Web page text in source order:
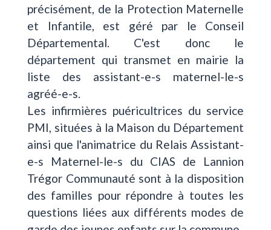
précisément, de la Protection Maternelle
et Infantile, est géré par le Conseil
Départemental. C'est donc le
département qui transmet en mairie la
liste des assistant-e-s maternel-le-s
agréé-e-s.
Les infirmières puéricultrices du service
PMI, situées à la Maison du Département
ainsi que l'animatrice du Relais Assistant-
e-s Maternel-le-s du CIAS de Lannion
Trégor Communauté sont à la disposition
des familles pour répondre à toutes les
questions liées aux différents modes de